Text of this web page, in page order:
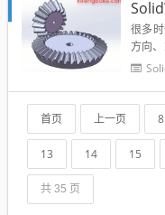
Works
很多
方向
齿轮
这里
首页 上一页 8
13 14 15
共 35 页